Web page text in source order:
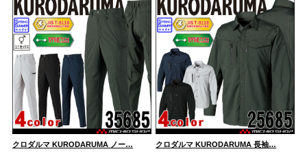
クロダルマ KURODARUMA ノー… クロダルマ KURODARUMA 長袖…